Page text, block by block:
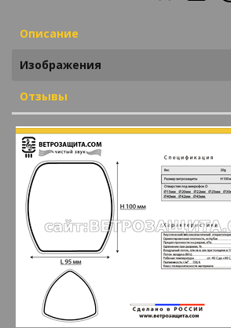
Описание
Изображения
Отзывы